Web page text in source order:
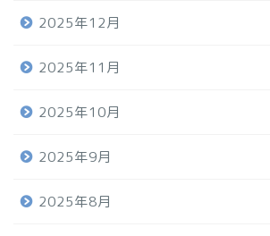
2025年12月
2025年11月
2025年10月
2025年9月
2025年8月